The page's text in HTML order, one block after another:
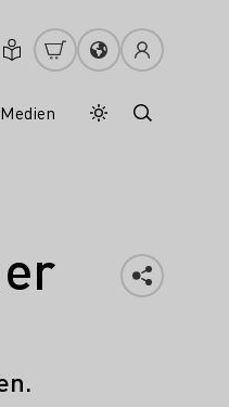
Tagesmodus
Nachtmodus